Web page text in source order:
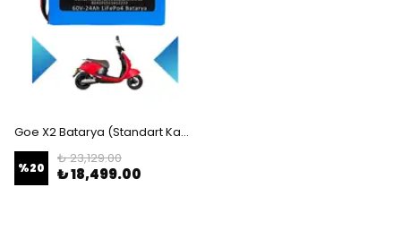
Goe X2 Batarya (Standart Kapasite) LiFePO4 60V 24Ah Elektrikli Motosiklet Bataryası
%20
₺ 23,129.00
₺ 18,499.00